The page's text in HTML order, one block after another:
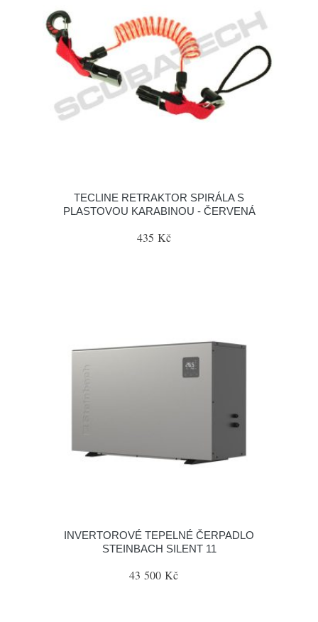
TECLINE RETRAKTOR SPIRÁLA S
PLASTOVOU KARABINOU - ČERVENÁ
435 Kč
INVERTOROVÉ TEPELNÉ ČERPADLO
STEINBACH SILENT 11
43 500 Kč